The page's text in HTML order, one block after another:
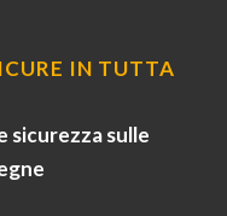
IN TUTTA
sicurezza sulle